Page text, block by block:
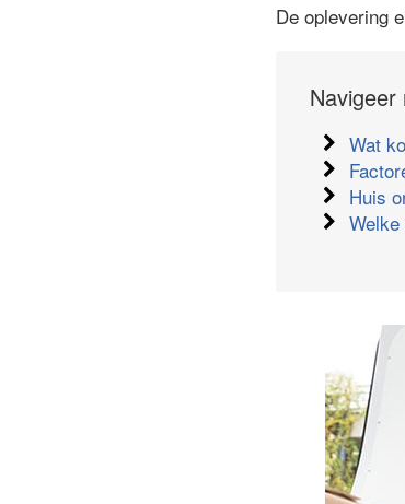
De oplevering
Navigeer
Wat
Huis